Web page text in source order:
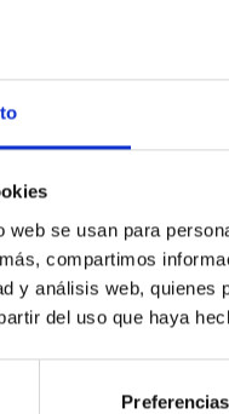
web se usan para
compartimos
y análisis web, quienes
del uso que haya
Preferencias
(IAC) are part of the